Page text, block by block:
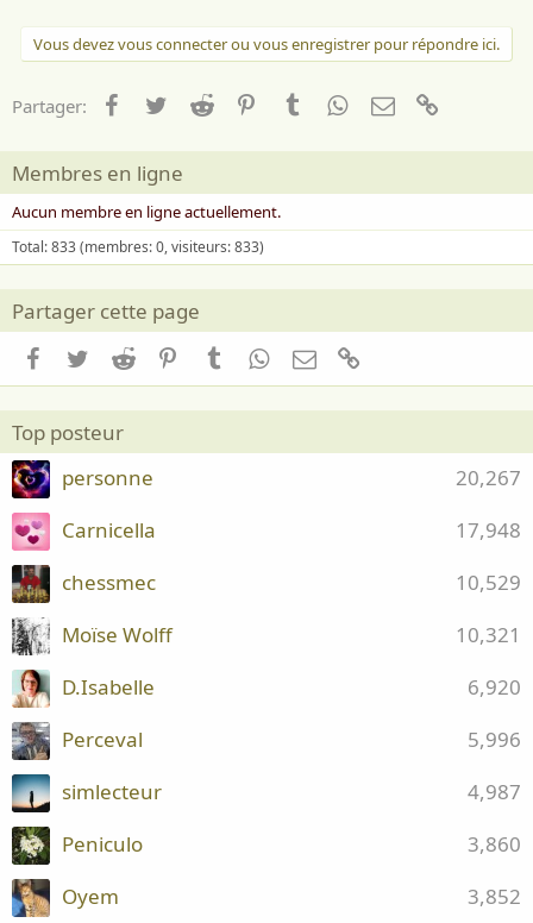
Vous devez vous connecter ou vous enregistrer pour répondre ici.
Partager: Facebook
TwitterReddit PinterestTumblrWhatsApp
Email
Membres en ligne
Aucun membre en ligne actuellement.
Total: 833 (membres: 0, visiteurs: 833)
Partager cette page
Facebook
TwitterReddit PinterestTumblrWhatsApp
Email
Top posteur
20,267
personne
17,948
Carnicella
10,529
chessmec
10,321
Moïse Wolff
6,920
D.Isabelle
5,996
Perceval
4,987
simlecteur
3,860
Peniculo
3,852
Oyem